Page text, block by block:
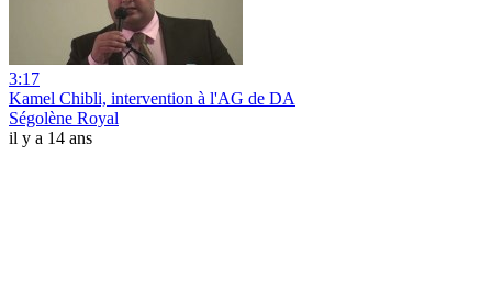
3:17
Kamel Chibli, intervention à l'AG de DA
Ségolène Royal
il y a 14 ans